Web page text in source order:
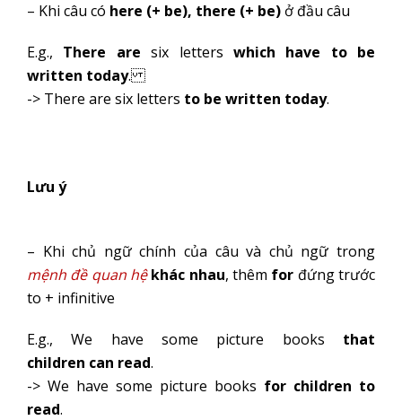
– Khi câu có here (+ be), there (+ be) ở đầu câu
E.g., There are six letters which have to be
written today.
-> There are six letters to be written today.
Lưu ý
– Khi chủ ngữ chính của câu và chủ ngữ trong
mệnh đề quan hệ khác nhau, thêm for đứng trước
to + infinitive
E.g., We have some picture books that
children can read.
-> We have some picture books for children to
read.